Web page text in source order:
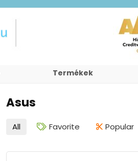
Termékek
Asus
All Favorite Popular